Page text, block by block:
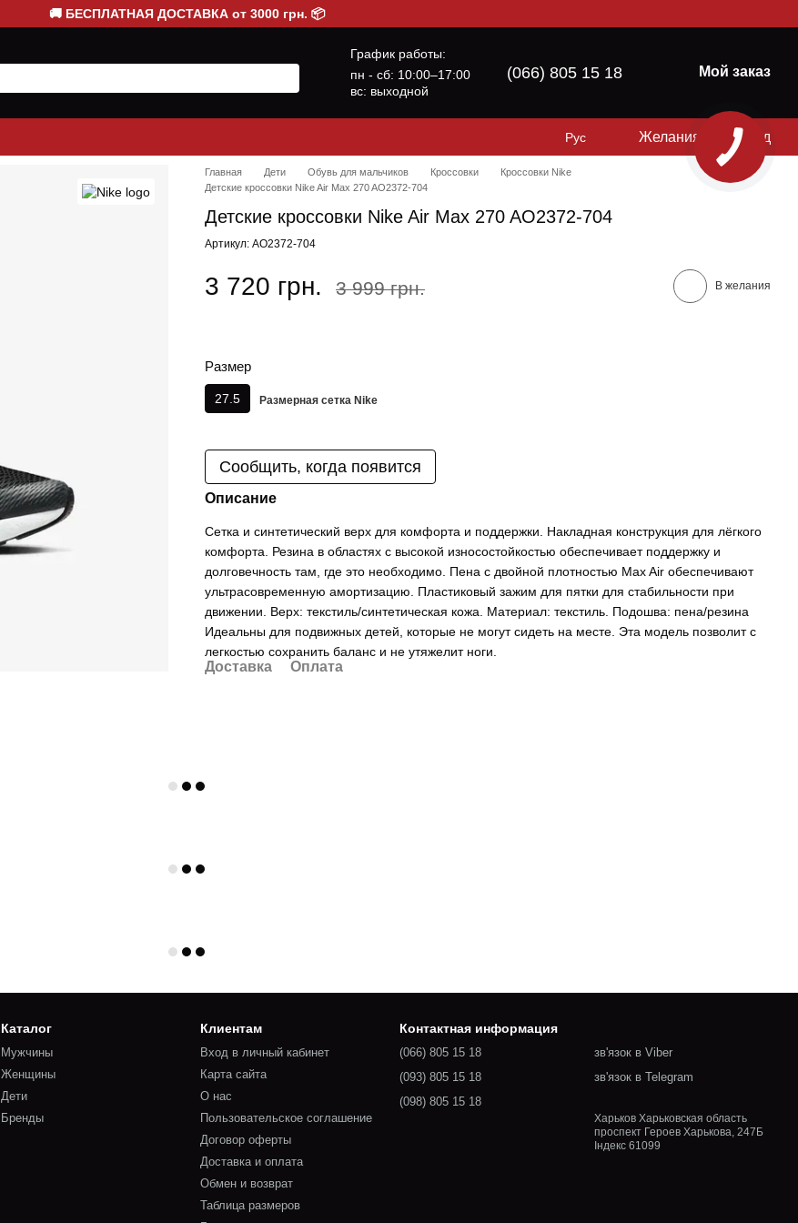
🚚 БЕСПЛАТНАЯ ДОСТАВКА от 3000 грн. 📦
График работы:
пн - сб: 10:00–17:00
вс: выходной
(066) 805 15 18 Мой заказ
Рус Желания Вход
Главная Дети Обувь для мальчиков Кроссовки
Кроссовки Nike
Детские кроссовки Nike Air Max 270 AO2372-704
Детские кроссовки Nike Air Max 270 AO2372-704
Артикул: AO2372-704
3 720 грн. 3 999 грн. В желания
Размер
27.5 Размерная сетка Nike
Сообщить, когда появится
Описание
Сетка и синтетический верх для комфорта и поддержки. Накладная конструкция для лёгкого
комфорта. Резина в областях с высокой износостойкостью обеспечивает поддержку и
долговечность там, где это необходимо. Пена с двойной плотностью Max Air обеспечивают
ультрасовременную амортизацию. Пластиковый зажим для пятки для стабильности при
движении. Верх: текстиль/синтетическая кожа. Материал: текстиль. Подошва: пена/резина
Идеальны для подвижных детей, которые не могут сидеть на месте. Эта модель позволит с
легкостью сохранить баланс и не утяжелит ноги.
Доставка Оплата
Каталог
Мужчины
Женщины
Дети
Бренды
Клиентам
Вход в личный кабинет
Карта сайта
О нас
Пользовательское соглашение
Договор оферты
Доставка и оплата
Обмен и возврат
Таблица размеров
Контактная информация
(066) 805 15 18
(093) 805 15 18
(098) 805 15 18
зв'язок в Viber
зв'язок в Telegram
Харьков Харьковская область
проспект Героев Харькова, 247Б
Індекс 61099